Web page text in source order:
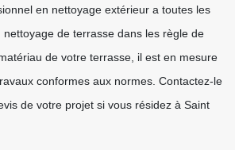
en nettoyage extérieur a toutes les
de terrasse dans les règle de
de votre terrasse, il est en mesure
conformes aux normes. Contactez-le
de votre projet si vous résidez à Saint